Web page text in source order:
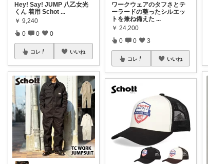
Hey! Say! JUMP 八乙女光
くん 着用 Schot ...
￥ 9,240
0 0 0
コレ いいね
ワークウェアのタフさとテ
ーラードの整ったシルエッ
トを兼ね備えた ...
￥ 24,200
0 0 3
コレ いいね